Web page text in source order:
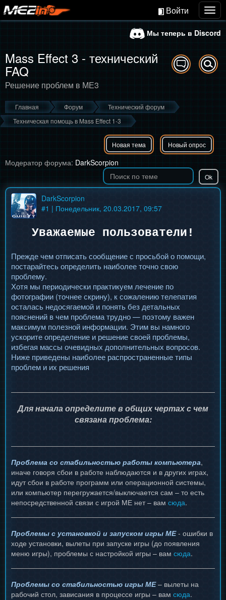
Войти
Мы теперь в Discord
Mass Effect 3 - технический
FAQ
Решение проблем в МЕ3
Главная Форум
Технический форум
Техническая помощь в Mass Effect 1-3
Новая тема Новый опрос
Модератор форума: DarkScorpion
DarkScorpion
#1 | Понедельник, 20.03.2017, 09:57
Уважаемые пользователи!
Прежде чем отписать сообщение с просьбой о помощи,
постарайтесь определить наиболее точно свою
проблему.
Хотя мы периодически практикуем лечение по
фотографии (точнее скрину), к сожалению телепатия
осталась недосягаемой и понять без детальных
пояснений в чем проблема трудно — поэтому важен
максимум полезной информации. Этим вы намного
ускорите определение и решение своей проблемы,
избегая массы очевидных дополнительных вопросов.
Ниже приведены наиболее распространенные типы
проблем и их решения
Для начала определите в общих чертах с чем
связана проблема:
Проблема со стабильностью работы компьютера,
иначе говоря сбои в работе наблюдаются и в других играх,
идут сбои в работе программ или операционной системы,
или компьютер перегружается/выключается сам – то есть
непосредственной связи с игрой МЕ нет – вам сюда.
Проблемы с установкой и запуском игры МЕ- ошибки в
ходе установки, вылеты при запуске игры (до появления
меню игры), проблемы с настройкой игры – вам сюда.
Проблемы со стабильностью игры МЕ– вылеты на
рабочий стол, зависания в процессе игры – вам сюда.